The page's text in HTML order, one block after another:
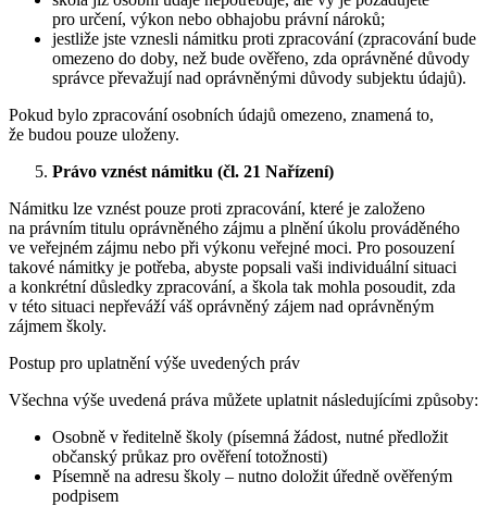
pro určení, výkon nebo obhajobu právní nároků;
jestliže jste vznesli námitku proti zpracování (zpracování bude
omezeno do doby, než bude ověřeno, zda oprávněné důvody
správce převažují nad oprávněnými důvody subjektu údajů).
Pokud bylo zpracování osobních údajů omezeno, znamená to,
že budou pouze uloženy.
Právo vznést námitku (čl. 21 Nařízení)
Námitku lze vznést pouze proti zpracování, které je založeno
na právním titulu oprávněného zájmu a plnění úkolu prováděného
ve veřejném zájmu nebo při výkonu veřejné moci. Pro posouzení
takové námitky je potřeba, abyste popsali vaši individuální situaci
a konkrétní důsledky zpracování, a škola tak mohla posoudit, zda
v této situaci nepřeváží váš oprávněný zájem nad oprávněným
zájmem školy.
Postup pro uplatnění výše uvedených práv
Všechna výše uvedená práva můžete uplatnit následujícími způsoby:
Osobně v ředitelně školy (písemná žádost, nutné předložit
občanský průkaz pro ověření totožnosti)
Písemně na adresu školy – nutno doložit úředně ověřeným
podpisem